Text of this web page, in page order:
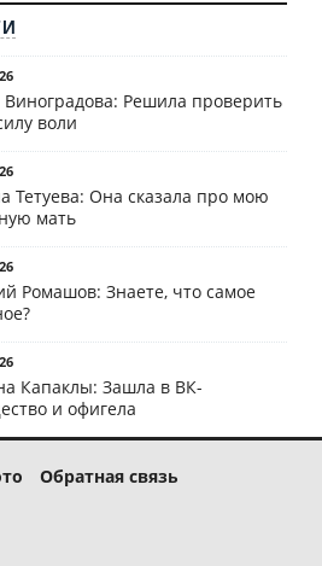
Решила проверить
воли
Тетуева: Она сказала про мою
мать
Ромашов: Знаете, что самое
Капаклы: Зашла в ВК-
и офигела
Обратная связь